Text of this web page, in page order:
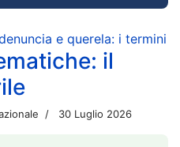
e querela: i termini
il
30 Luglio 2026